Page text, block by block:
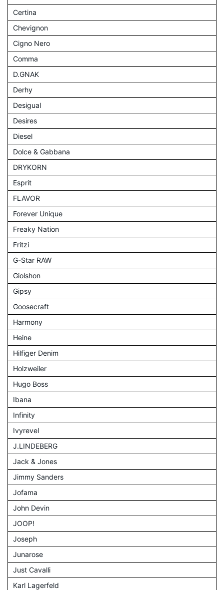
Certina
Chevignon
Cigno Nero
Comma
D.GNAK
Derhy
Desigual
Desires
Diesel
Dolce & Gabbana
DRYKORN
Esprit
FLAVOR
Forever Unique
Freaky Nation
Fritzi
G-Star RAW
Giolshon
Gipsy
Goosecraft
Harmony
Heine
Hilfiger Denim
Holzweiler
Hugo Boss
Ibana
Infinity
Ivyrevel
J.LINDEBERG
Jack & Jones
Jimmy Sanders
Jofama
John Devin
JOOP!
Joseph
Junarose
Just Cavalli
Karl Lagerfeld